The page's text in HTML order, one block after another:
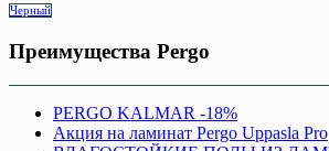
Черный
Преимущества Pergo
PERGO KALMAR -18%
Акция на ламинат Pergo Uppasla Pro